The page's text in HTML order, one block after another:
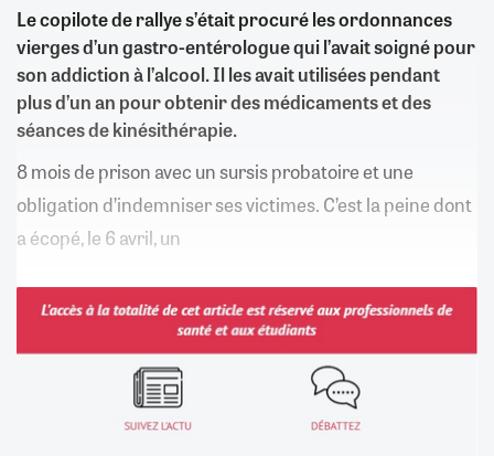
Le copilote de rallye s’était procuré les ordonnances
vierges d’un gastro-entérologue qui l’avait soigné pour
son addiction à l’alcool. Il les avait utilisées pendant
plus d’un an pour obtenir des médicaments et des
séances de kinésithérapie.
8 mois de prison avec un sursis probatoire et une
obligation d’indemniser ses victimes. C’est la peine dont
a écopé, le 6 avril, un